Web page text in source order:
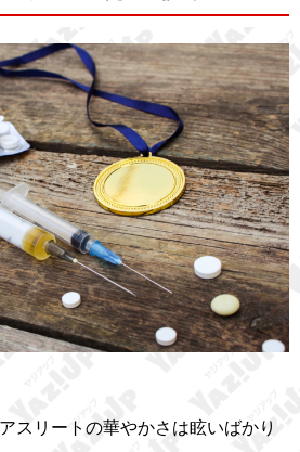
スリートの華やかさは眩いばかり